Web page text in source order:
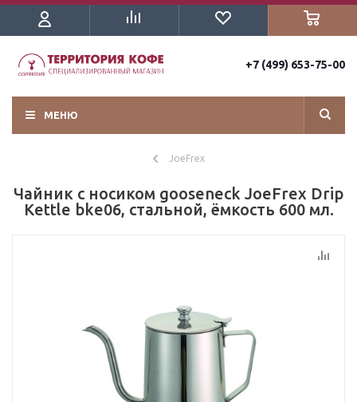
+7 (499) 653-75-00
МЕНЮ
JoeFrex
Чайник с носиком gooseneck JoeFrex Drip
Kettle bke06, стальной, ёмкость 600 мл.